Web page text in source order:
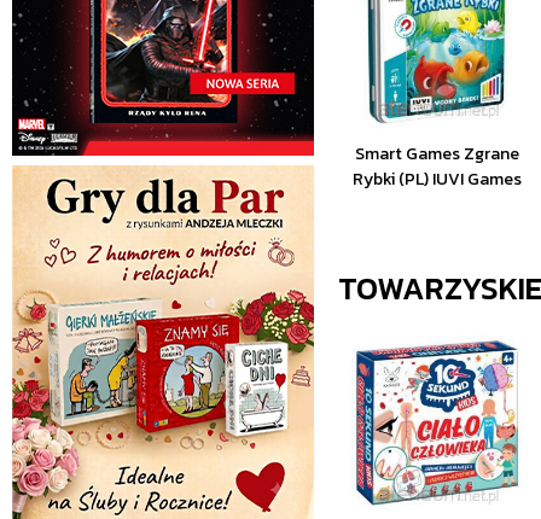
Smart Games Zgrane
Rybki (PL) IUVI Games
TOWARZYSKIE